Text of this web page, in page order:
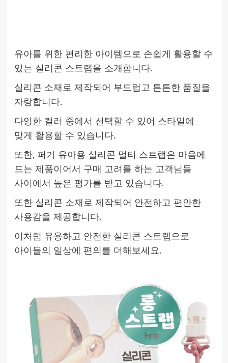
유아를 위한 편리한 아이템으로 손쉽게 활용할 수
있는 실리콘 스트랩을 소개합니다.
실리콘 소재로 제작되어 부드럽고 튼튼한 품질을
자랑합니다.
다양한 컬러 중에서 선택할 수 있어 스타일에
맞게 활용할 수 있습니다.
또한, 퍼기 유아용 실리콘 멀티 스트랩은 마음에
드는 제품이어서 구매 고려를 하는 고객님들
사이에서 높은 평가를 받고 있습니다.
또한 실리콘 소재로 제작되어 안전하고 편안한
사용감을 제공합니다.
이처럼 유용하고 안전한 실리콘 스트랩으로
아이들의 일상에 편의를 더해보세요.